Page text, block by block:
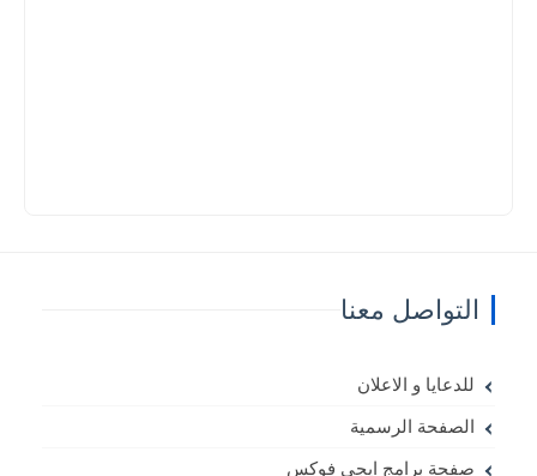
التواصل معنا
للدعايا و الاعلان
الصفحة الرسمية
صفحة برامج ايجي فوكس